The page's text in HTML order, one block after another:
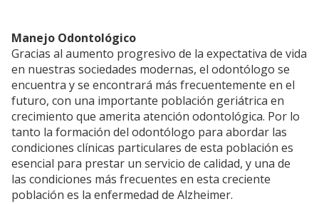
Manejo Odontológico
Gracias al aumento progresivo de la expectativa de vida
en nuestras sociedades modernas, el odontólogo se
encuentra y se encontrará más frecuentemente en el
futuro, con una importante población geriátrica en
crecimiento que amerita atención odontológica. Por lo
tanto la formación del odontólogo para abordar las
condiciones clínicas particulares de esta población es
esencial para prestar un servicio de calidad, y una de
las condiciones más frecuentes en esta creciente
población es la enfermedad de Alzheimer.